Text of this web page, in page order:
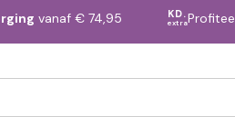
vanaf € 74,95 KD.
extra